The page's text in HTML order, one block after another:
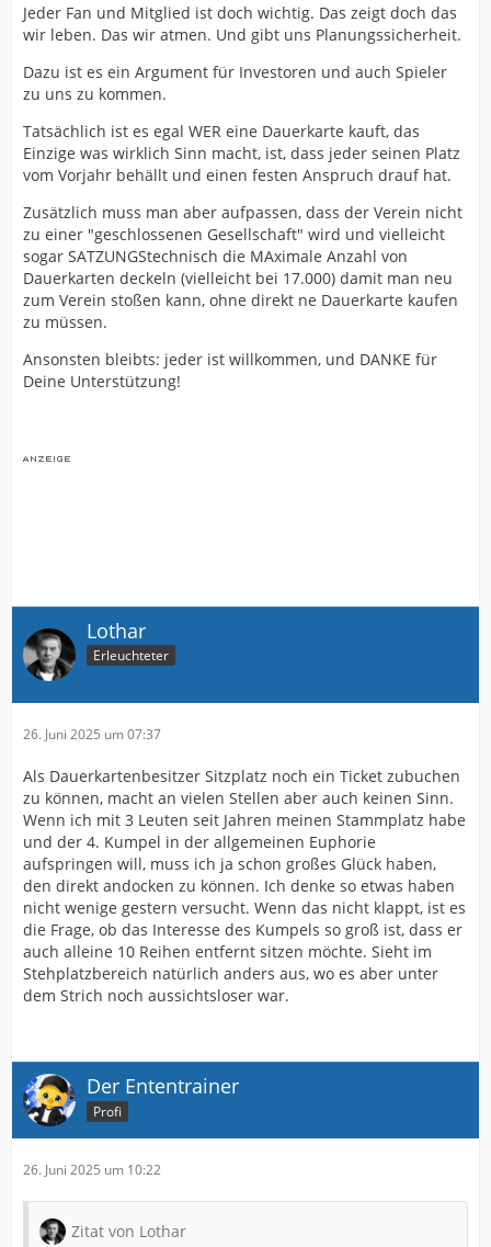
Jeder Fan und Mitglied ist doch wichtig. Das zeigt doch das
wir leben. Das wir atmen. Und gibt uns Planungssicherheit.
Dazu ist es ein Argument für Investoren und auch Spieler
zu uns zu kommen.
Tatsächlich ist es egal WER eine Dauerkarte kauft, das
Einzige was wirklich Sinn macht, ist, dass jeder seinen Platz
vom Vorjahr behällt und einen festen Anspruch drauf hat.
Zusätzlich muss man aber aufpassen, dass der Verein nicht
zu einer "geschlossenen Gesellschaft" wird und vielleicht
sogar SATZUNGStechnisch die MAximale Anzahl von
Dauerkarten deckeln (vielleicht bei 17.000) damit man neu
zum Verein stoßen kann, ohne direkt ne Dauerkarte kaufen
zu müssen.
Ansonsten bleibts: jeder ist willkommen, und DANKE für
Deine Unterstützung!
Lothar
Erleuchteter
26. Juni 2025 um 07:37
Als Dauerkartenbesitzer Sitzplatz noch ein Ticket zubuchen
zu können, macht an vielen Stellen aber auch keinen Sinn.
Wenn ich mit 3 Leuten seit Jahren meinen Stammplatz habe
und der 4. Kumpel in der allgemeinen Euphorie
aufspringen will, muss ich ja schon großes Glück haben,
den direkt andocken zu können. Ich denke so etwas haben
nicht wenige gestern versucht. Wenn das nicht klappt, ist es
die Frage, ob das Interesse des Kumpels so groß ist, dass er
auch alleine 10 Reihen entfernt sitzen möchte. Sieht im
Stehplatzbereich natürlich anders aus, wo es aber unter
dem Strich noch aussichtsloser war.
Der Ententrainer
Profi
26. Juni 2025 um 10:22
Zitat von Lothar